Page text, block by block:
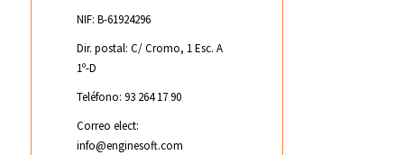
NIF: B-61924296
Dir. postal: C/ Cromo, 1 Esc. A
1º-D
Teléfono: 93 264 17 90
Correo elect:
info@enginesoft.com